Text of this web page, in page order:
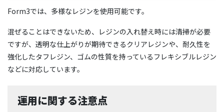
Form3では、多様なレジンを使用可能です。
混ぜることはできないため、レジンの入れ替え時には清掃が必要
ですが、透明な仕上がりが期待できるクリアレジンや、耐久性を
強化したタフレジン、ゴムの性質を持っているフレキシブルレジン
などに対応しています。
運用に関する注意点